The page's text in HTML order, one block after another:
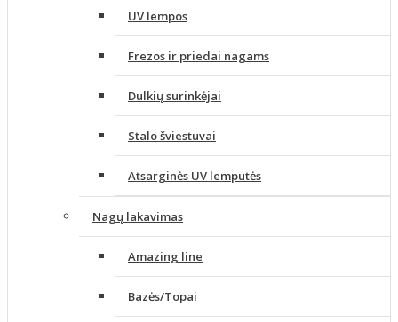
UV lempos
Frezos ir priedai nagams
Dulkių surinkėjai
Stalo šviestuvai
Atsarginės UV lemputės
Nagų lakavimas
Amazing line
Bazės/Topai